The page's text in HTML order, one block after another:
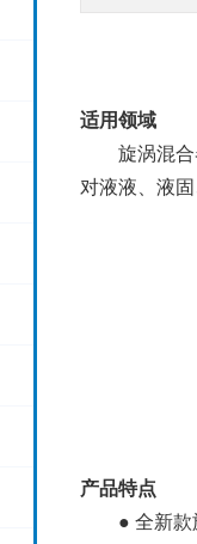
适用领域
旋涡混合器
对液液、液
产品特点
● 全新款旋